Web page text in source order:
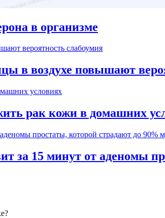
в организме
в воздухе повышают
рак кожи в домашних
за 15 минут от аденомы